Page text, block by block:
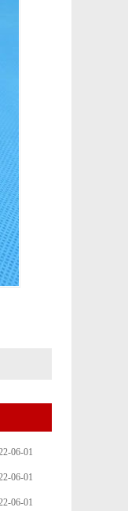
06-01
06-01
06-01